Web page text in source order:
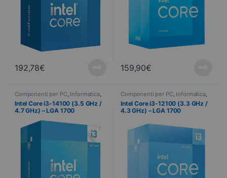
192,78€ 159,90€
Componenti per PC, Informatica,
Processore
Intel Core i3-14100 (3.5 GHz /
4.7 GHz) – LGA 1700
Componenti per PC, Informatica,
Processore
Intel Core i3-12100 (3.3 GHz /
4.3 GHz) – LGA 1700